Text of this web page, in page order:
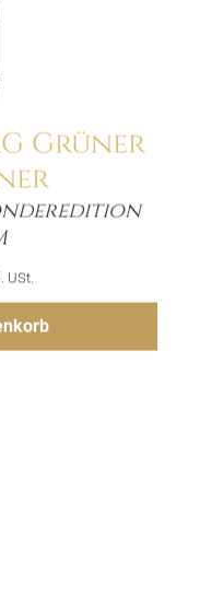
Grüner
USt.
Menge